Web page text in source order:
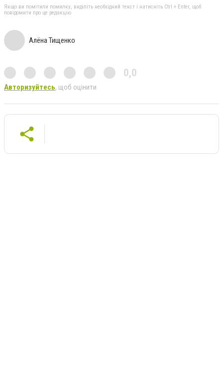
Якщо ви помітили помилку, виділіть необхідний текст і натисніть Ctrl + Enter, щоб
повідомити про це редакцію
Алёна Тищенко
0,0
Авторизуйтесь, щоб оцінити